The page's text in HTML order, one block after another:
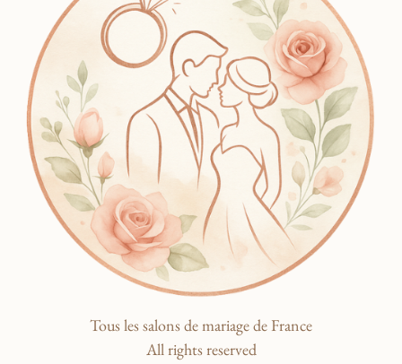
Tous les salons de mariage de France
All rights reserved